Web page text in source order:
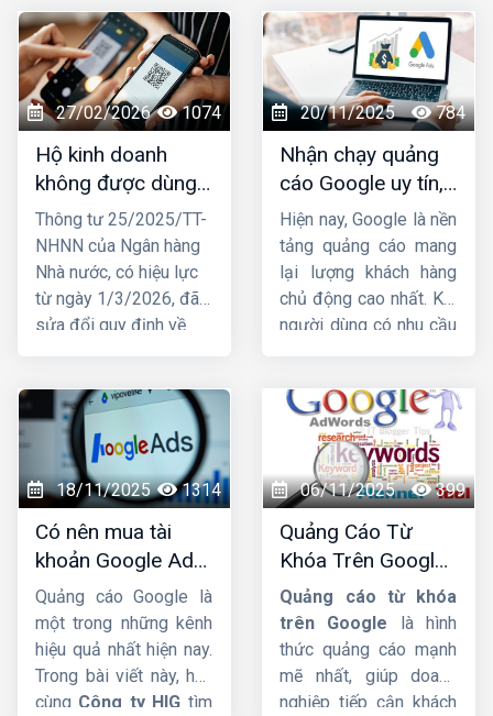
27/02/2026 1074
Hộ kinh doanh
không được dùng
tài khoản ngân
hàng cá nhân để
nhận tiền từ
01/03/2026
Thông tư 25/2025/TT-
NHNN của Ngân hàng
Nhà nước, có hiệu lực
từ ngày 1/3/2026, đã
sửa đổi quy định về
đó liên quan trực tiếp
đến hộ kinh doanh.
Trước những thay đổi
này, nhiều hộ đặt câu
hỏi liệu tài khoản ngân
hàng có bắt buộc phải
đứng tên đúng hộ kinh
doanh hay không và
nhóm hộ kinh doanh
nào phải mở tài khoản
riêng để phục vụ hoạt
động sản xuất, kinh
20/11/2025 784
Nhận chạy quảng
cáo Google uy tín,
chuyên nghiệp,
hiệu quả TOP 1
Hiện nay, Google là nền
tảng quảng cáo mang
lại lượng khách hàng
chủ động cao nhất. Khi
người dùng có nhu cầu
tìm thông tin. Đây chính
là lý do ngày càng
nhiều doanh nghiệp tìm
đến dịch vụnhận chạy
quảng cáo Googleđể
tăng doanh thu, tiếp
cận khách hàng nhanh
và vượt qua đối thủ.
18/11/2025 1314
Có nên mua tài
khoản Google Ads
hay không ?
Quảng cáo Google là
một trong những kênh
hiệu quả nhất hiện nay.
Trong bài viết này, hãy
cùng Công ty HIG tìm
06/11/2025 399
Quảng Cáo Từ
Khóa Trên Google:
Cơ Chế Đấu Giá và
Bí Quyết Tối Ưu
Quảng cáo từ khóa
trên Google là hình
thức quảng cáo mạnh
mẽ nhất, giúp doanh
nghiệp tiếp cận khách